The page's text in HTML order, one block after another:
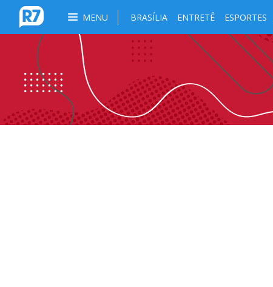
MENU BRASÍLIA ENTRETÊ ESPORTES